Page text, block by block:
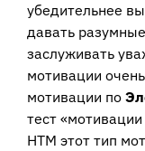
убедительнее
давать
заслуживать
мотивации
мотивации по
тест
НТМ этот тип